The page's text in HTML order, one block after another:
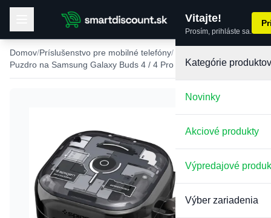
Vitajte!
Prosím, prihláste sa.
Kategórie produktov
Novinky
Akciové produkty
Výpredajové
Výber zariadenia
Domov Príslušenstvo pre mobilné telefóny
Puzdro na Samsung Galaxy Buds 4 / 4 Pro